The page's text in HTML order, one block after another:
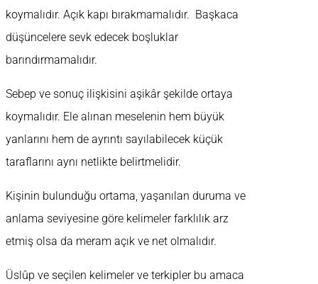
koymalıdır. Açık kapı bırakmamalıdır. Başkaca
düşüncelere sevk edecek boşluklar
barındırmamalıdır.
Sebep ve sonuç ilişkisini aşikâr şekilde ortaya
koymalıdır. Ele alınan meselenin hem büyük
yanlarını hem de ayrıntı sayılabilecek küçük
taraflarını aynı netlikte belirtmelidir.
Kişinin bulunduğu ortama, yaşanılan duruma ve
anlama seviyesine göre kelimeler farklılık arz
etmiş olsa da meram açık ve net olmalıdır.
Üslûp ve seçilen kelimeler ve terkipler bu amaca